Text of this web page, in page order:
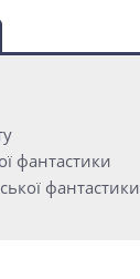
фантастики
фантастики